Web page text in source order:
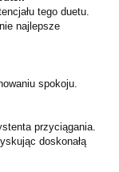
tego duetu.
najlepsze
spokoju.
przyciągania.
doskonałą